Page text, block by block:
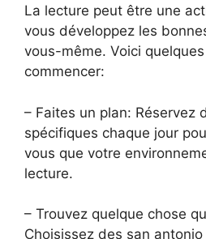
La lecture peut être une
vous développez les
vous-même. Voici
commencer:
– Faites un plan: Réservez
spécifiques chaque jour
vous que votre
lecture.
– Trouvez quelque chose
Choisissez des san